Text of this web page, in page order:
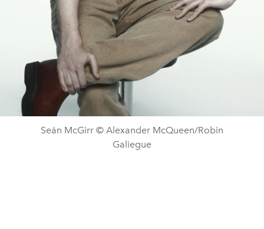
Seán McGirr © Alexander McQueen/Robin
Galiegue